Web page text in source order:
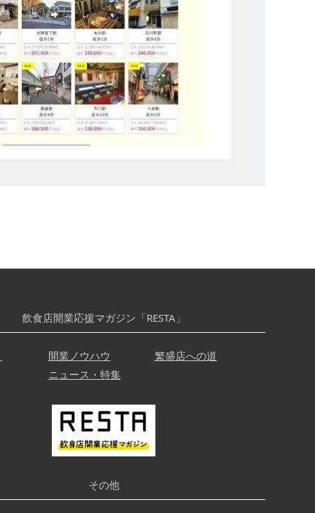
飲食店開業応援マガジン「RESTA」
開業ノウハウ
繁盛店への道
ニュース・特集
その他